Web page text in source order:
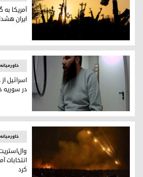
آمریکا به گروه‌های مسلح عراقی و
آمریکا
ایران
علی سلیمان العاصی بە اتهام
خاورمیانه
اسرائیل
در سوریه
خاورمیانه
انتخابات
کرد